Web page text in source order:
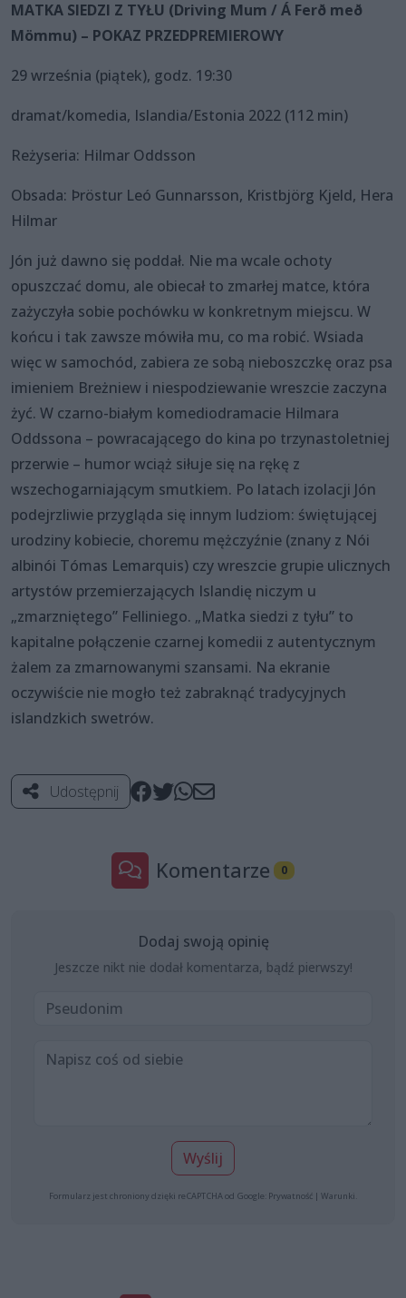
MATKA SIEDZI Z TYŁU (Driving Mum / Á Ferð með
Mömmu) – POKAZ PRZEDPREMIEROWY
29 września (piątek), godz. 19:30
dramat/komedia, Islandia/Estonia 2022 (112 min)
Reżyseria: Hilmar Oddsson
Obsada: Þröstur Leó Gunnarsson, Kristbjörg Kjeld, Hera
Hilmar
Jón już dawno się poddał. Nie ma wcale ochoty
opuszczać domu, ale obiecał to zmarłej matce, która
zażyczyła sobie pochówku w konkretnym miejscu. W
końcu i tak zawsze mówiła mu, co ma robić. Wsiada
więc w samochód, zabiera ze sobą nieboszczkę oraz psa
imieniem Breżniew i niespodziewanie wreszcie zaczyna
żyć. W czarno-białym komediodramacie Hilmara
Oddssona – powracającego do kina po trzynastoletniej
przerwie – humor wciąż siłuje się na rękę z
wszechogarniającym smutkiem. Po latach izolacji Jón
podejrzliwie przygląda się innym ludziom: świętującej
urodziny kobiecie, choremu mężczyźnie (znany z Nói
albinói Tómas Lemarquis) czy wreszcie grupie ulicznych
artystów przemierzających Islandię niczym u
„zmarzniętego” Felliniego. „Matka siedzi z tyłu” to
kapitalne połączenie czarnej komedii z autentycznym
żalem za zmarnowanymi szansami. Na ekranie
oczywiście nie mogło też zabraknąć tradycyjnych
islandzkich swetrów.
Udostępnij
Komentarze 0
Dodaj swoją opinię
Jeszcze nikt nie dodał komentarza, bądź pierwszy!
Wyślij
Formularz jest chroniony dzięki reCAPTCHA od Google: Prywatność | Warunki